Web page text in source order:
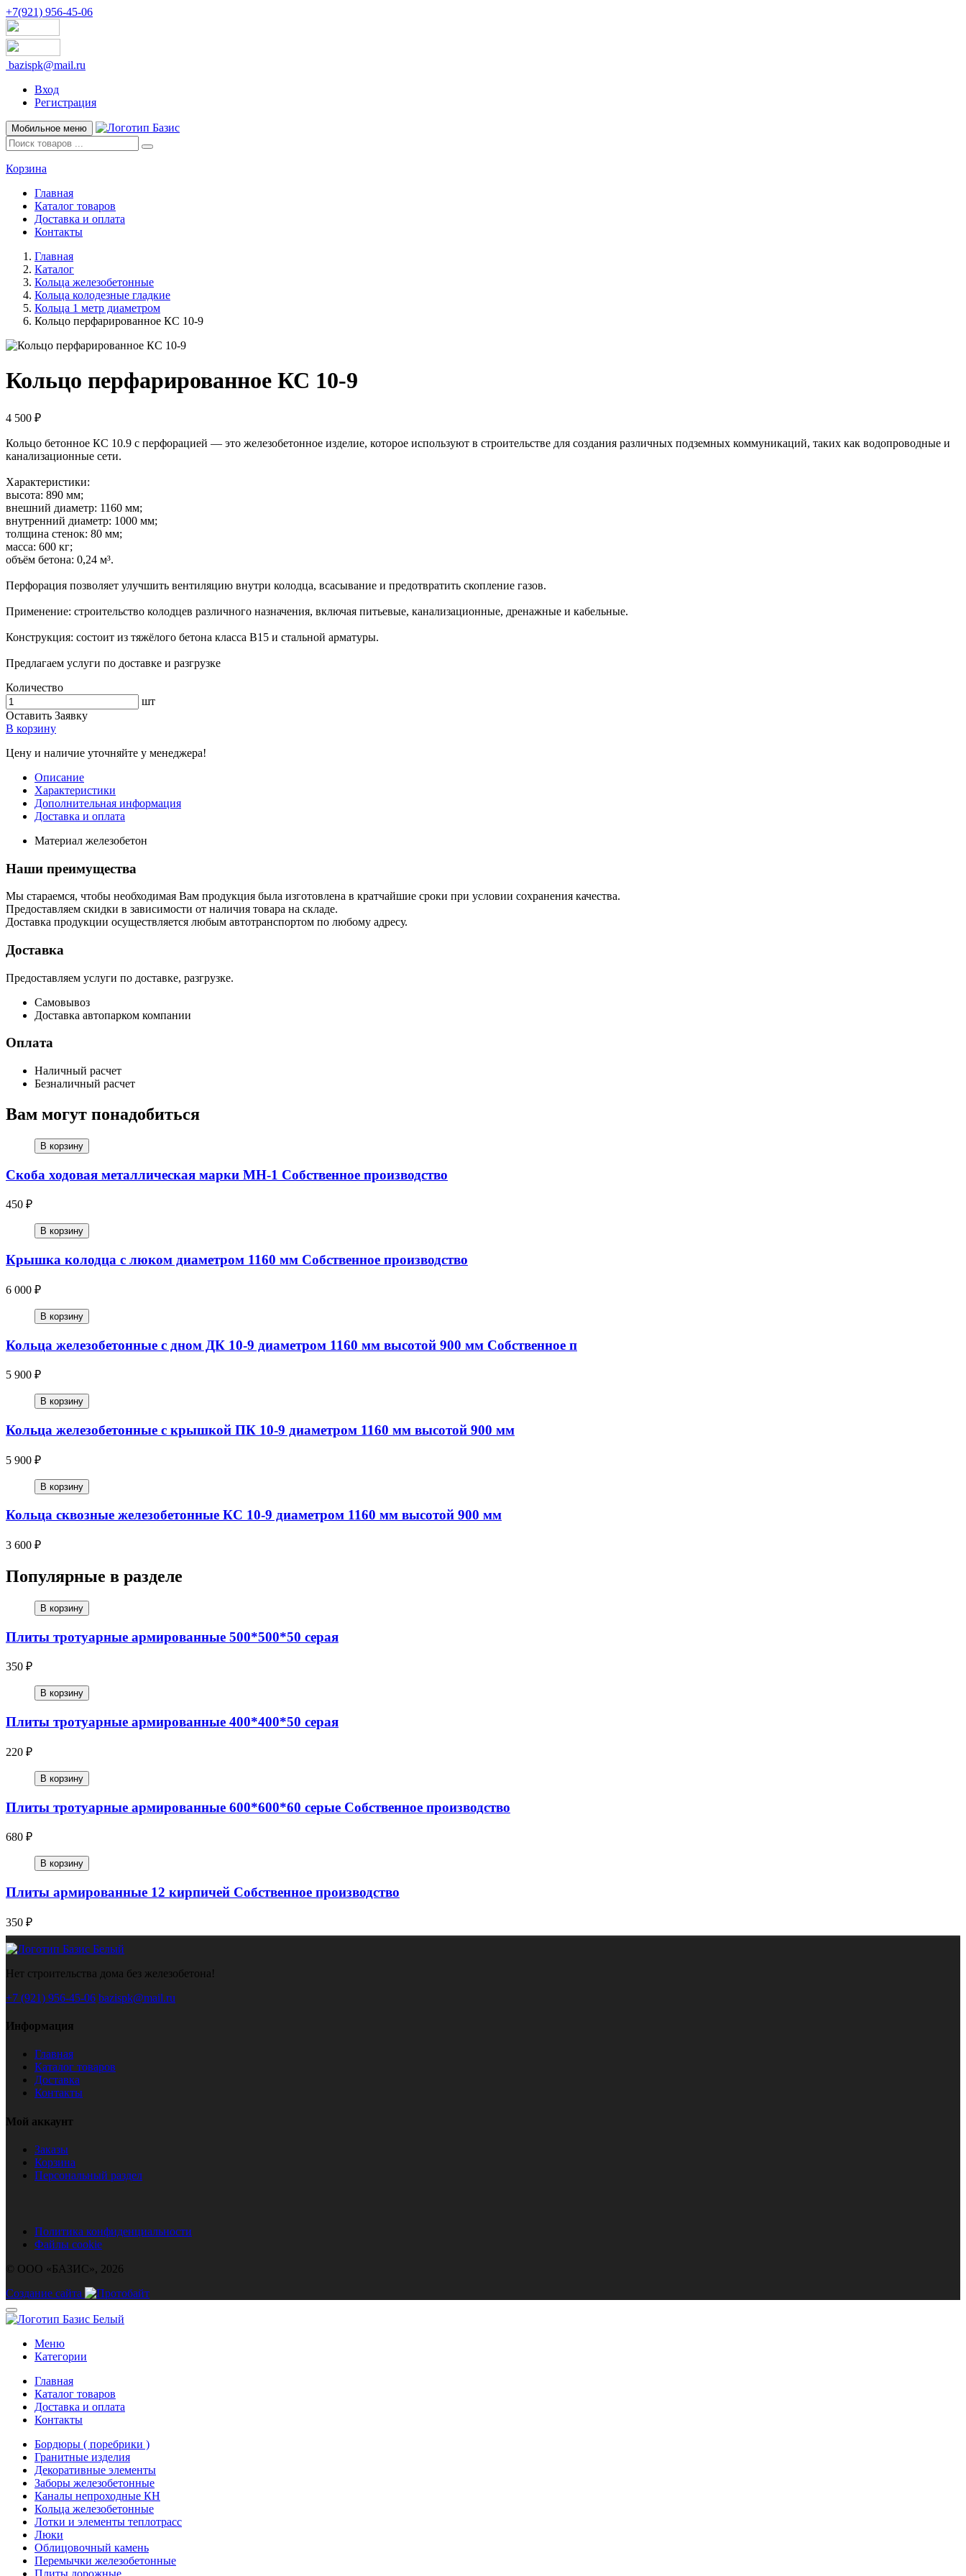
+7(921) 956-45-06
bazispk@mail.ru
Вход
Регистрация
Мобильное меню
Корзина
Главная
Каталог товаров
Доставка и оплата
Контакты
Главная
Каталог
Кольца железобетонные
Кольца колодезные гладкие
Кольца 1 метр диаметром
Кольцо перфарированное КС 10-9
Кольцо перфарированное КС 10-9
4 500 ₽
Кольцо бетонное КС 10.9 с перфорацией — это железобетонное изделие, которое используют в строительстве для создания различных подземных коммуникаций, таких как водопроводные и
канализационные сети.
Характеристики:
высота: 890 мм;
внешний диаметр: 1160 мм;
внутренний диаметр: 1000 мм;
толщина стенок: 80 мм;
масса: 600 кг;
объём бетона: 0,24 м³.
Перфорация позволяет улучшить вентиляцию внутри колодца, всасывание и предотвратить скопление газов.
Применение: строительство колодцев различного назначения, включая питьевые, канализационные, дренажные и кабельные.
Конструкция: состоит из тяжёлого бетона класса В15 и стальной арматуры.
Предлагаем услуги по доставке и разгрузке
Количество
шт
Оставить Заявку
В корзину
Цену и наличие уточняйте у менеджера!
Описание
Характеристики
Дополнительная информация
Доставка и оплата
Материал железобетон
Наши преимущества
Мы стараемся, чтобы необходимая Вам продукция была изготовлена в кратчайшие сроки при условии сохранения качества.
Предоставляем скидки в зависимости от наличия товара на складе.
Доставка продукции осуществляется любым автотранспортом по любому адресу.
Доставка
Предоставляем услуги по доставке, разгрузке.
Самовывоз
Доставка автопарком компании
Оплата
Наличный расчет
Безналичный расчет
Вам могут понадобиться
В корзину
Скоба ходовая металлическая марки МН-1 Собственное производство
450 ₽
В корзину
Крышка колодца с люком диаметром 1160 мм Собственное производство
6 000 ₽
В корзину
Кольца железобетонные с дном ДК 10-9 диаметром 1160 мм высотой 900 мм Собственное п
5 900 ₽
В корзину
Кольца железобетонные с крышкой ПК 10-9 диаметром 1160 мм высотой 900 мм
5 900 ₽
В корзину
Кольца сквозные железобетонные КС 10-9 диаметром 1160 мм высотой 900 мм
3 600 ₽
Популярные в разделе
В корзину
Плиты тротуарные армированные 500*500*50 серая
350 ₽
В корзину
Плиты тротуарные армированные 400*400*50 серая
220 ₽
В корзину
Плиты тротуарные армированные 600*600*60 серые Собственное производство
680 ₽
В корзину
Плиты армированные 12 кирпичей Собственное производство
350 ₽
Нет строительства дома без железобетона!
+7 (921) 956-45-06 bazispk@mail.ru
Информация
Главная
Каталог товаров
Доставка
Контакты
Мой аккаунт
Заказы
Корзина
Персональный раздел
Политика конфиденциальности
Файлы cookie
© ООО «БАЗИС», 2026
Создание сайта
Меню
Категории
Главная
Каталог товаров
Доставка и оплата
Контакты
Бордюры ( поребрики )
Гранитные изделия
Декоративные элементы
Заборы железобетонные
Каналы непроходные КН
Кольца железобетонные
Лотки и элементы теплотрасс
Люки
Облицовочный камень
Перемычки железобетонные